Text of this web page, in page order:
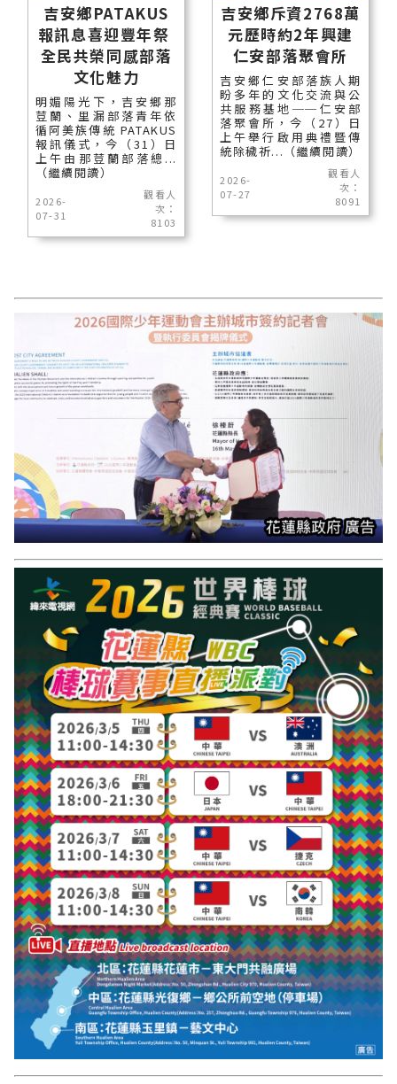
吉安鄉PATAKUS
報訊息喜迎豐年祭
全民共榮同感部落
文化魅力
明媚陽光下，吉安鄉那
荳蘭、里漏部落青年依
循阿美族傳統 PATAKUS
報訊儀式，今（31）日
上午由那荳蘭部落總...
（繼續閱讀）
2026-
07-31
觀看人
次：
8103
吉安鄉斥資2768萬
元歷時約2年興建
仁安部落聚會所
吉安鄉仁安部落族人期
盼多年的文化交流與公
共服務基地──仁安部
落聚會所，今（27）日
上午舉行啟用典禮暨傳
統除穢祈...（繼續閱讀）
2026-
07-27
觀看人
次：
8091